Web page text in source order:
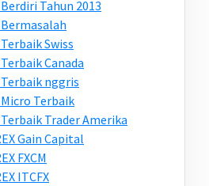
Tahun 2013
Swiss
Canada
nggris
Terbaik
Trader Amerika
Gain Capital
FXCM
ITCFX